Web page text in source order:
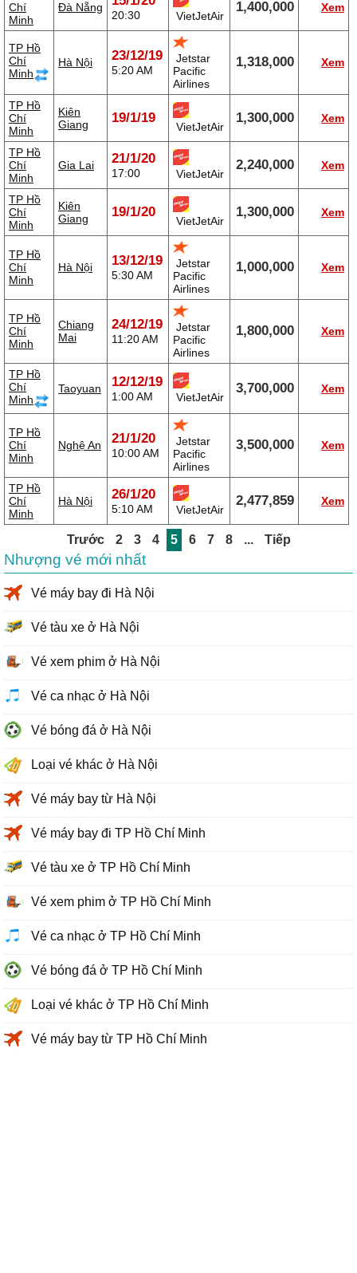
Chí
Minh
Đà Nẵng
20:30 VietJetAir
1,400,000 Xem
TP Hồ
Chí
Minh
Hà Nội 23/12/19
5:20 AM
Jetstar
Pacific
Airlines
1,318,000 Xem
TP Hồ
Chí
Minh
Kiên
Giang
19/1/19
VietJetAir
1,300,000 Xem
TP Hồ
Chí
Minh
Gia Lai 21/1/20
17:00 VietJetAir
2,240,000 Xem
TP Hồ
Chí
Minh
Kiên
Giang
19/1/20
VietJetAir
1,300,000 Xem
TP Hồ
Chí
Minh
Hà Nội 13/12/19
5:30 AM
Jetstar
Pacific
Airlines
1,000,000 Xem
TP Hồ
Chí
Minh
Chiang
Mai
24/12/19
11:20 AM
Jetstar
Pacific
Airlines
1,800,000 Xem
TP Hồ
Chí
Minh
Taoyuan 12/12/19
1:00 AM VietJetAir
3,700,000 Xem
TP Hồ
Chí
Minh
Nghệ An 21/1/20
10:00 AM
Jetstar
Pacific
Airlines
3,500,000 Xem
TP Hồ
Chí
Minh
Hà Nội 26/1/20
5:10 AM VietJetAir
2,477,859 Xem
Trước 2 3 4 5 6 7 8 ... Tiếp
Nhượng vé mới nhất
Vé máy bay đi Hà Nội
Vé tàu xe ở Hà Nội
Vé xem phim ở Hà Nội
Vé ca nhạc ở Hà Nội
Vé bóng đá ở Hà Nội
Loại vé khác ở Hà Nội
Vé máy bay từ Hà Nội
Vé máy bay đi TP Hồ Chí Minh
Vé tàu xe ở TP Hồ Chí Minh
Vé xem phim ở TP Hồ Chí Minh
Vé ca nhạc ở TP Hồ Chí Minh
Vé bóng đá ở TP Hồ Chí Minh
Loại vé khác ở TP Hồ Chí Minh
Vé máy bay từ TP Hồ Chí Minh